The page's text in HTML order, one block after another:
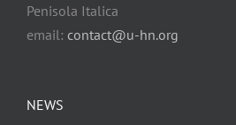
NEWS
Penisola Italica
email: contact@u-hn.org